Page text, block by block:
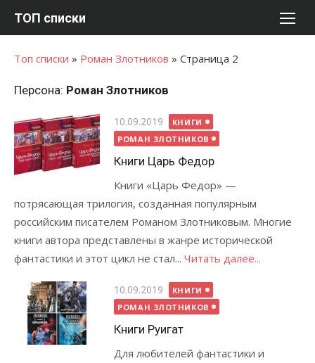
ТОП списки
Топ списки » Роман Злотников » Страница 2
Персона: Роман Злотников
Опубликовано
10.09.2019
КНИГИ
РОМАН ЗЛОТНИКОВ
Книги Царь Федор
Книги «Царь Федор» —
потрясающая трилогия, созданная популярным
российским писателем Романом Злотниковым. Многие
книги автора представлены в жанре исторической
фантастики и этот цикл не стал... Читать далее...
Опубликовано
10.09.2019
КНИГИ
РОМАН ЗЛОТНИКОВ
Книги Руигат
Для любителей фантастики и